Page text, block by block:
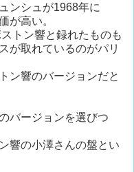
ンシュが1968年に
が高い。
トン響と録れたものも
が取れているのがパリ
ン響のバージョンだと
バージョンを選びつ
響の小澤さんの盤とい